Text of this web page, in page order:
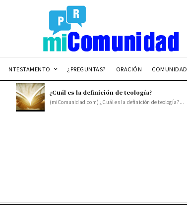
NTESTAMENTO ¿PREGUNTAS? ORACIÓN COMUNIDAD
¿Cuál es la definición de teología?
(miComunidad.com) ¿Cuál es la definición de teología?...